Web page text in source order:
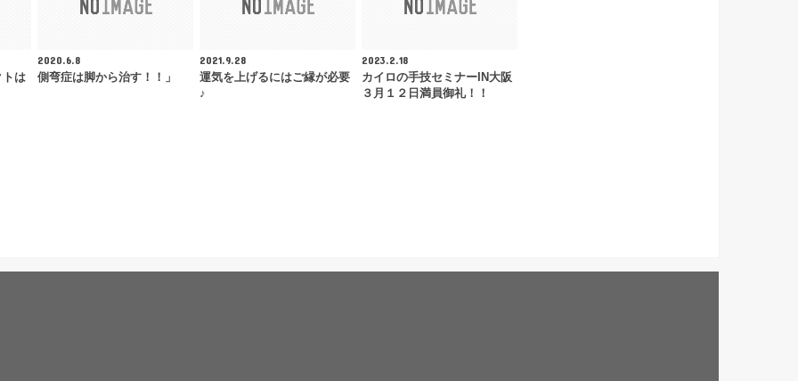
トは
2020.6.8
側弯症は脚から治す！！」
2021.9.28
運気を上げるにはご縁が必要
♪
2023.2.18
カイロの手技セミナーIN大阪
３月１２日満員御礼！！